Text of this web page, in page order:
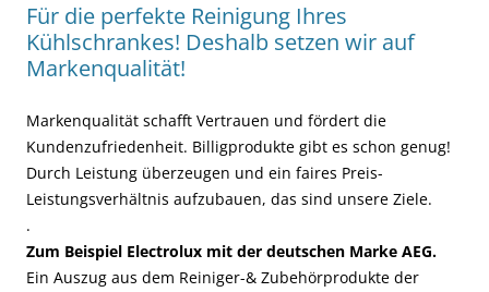
Für die perfekte Reinigung Ihres
Kühlschrankes! Deshalb setzen wir auf
Markenqualität!
Markenqualität schafft Vertrauen und fördert die
Kundenzufriedenheit. Billigprodukte gibt es schon genug!
Durch Leistung überzeugen und ein faires Preis-
Leistungsverhältnis aufzubauen, das sind unsere Ziele.
.
Zum Beispiel Electrolux mit der deutschen Marke AEG.
Ein Auszug aus dem Reiniger-& Zubehörprodukte der